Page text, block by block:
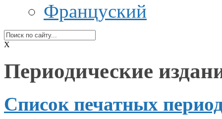
Француский
X
Периодические
Список печатных